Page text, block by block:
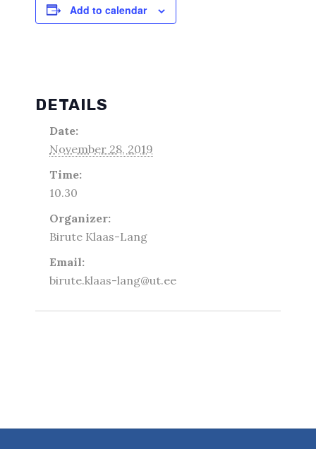
Add to calendar
DETAILS
Date:
November 28, 2019
Time:
10.30
Organizer:
Birute Klaas-Lang
Email:
birute.klaas-lang@ut.ee